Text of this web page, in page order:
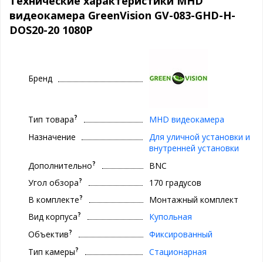
видеокамера GreenVision GV-083-GHD-H-
DOS20-20 1080P
Бренд
Тип товара?
МHD видеокамера
Назначение
Для уличной установки и
внутренней установки
Дополнительно?
BNC
Угол обзора?
170 градусов
В комплекте?
Монтажный комплект
Вид корпуса?
Купольная
Объектив?
Фиксированный
Тип камеры?
Стационарная